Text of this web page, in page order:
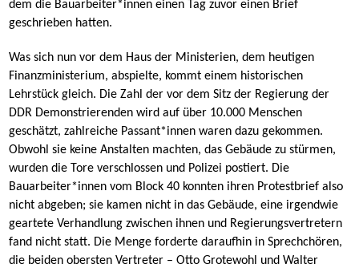
dem die Bauarbeiter*innen einen Tag zuvor einen Brief
geschrieben hatten.
Was sich nun vor dem Haus der Ministerien, dem heutigen
Finanzministerium, abspielte, kommt einem historischen
Lehrstück gleich. Die Zahl der vor dem Sitz der Regierung der
DDR Demonstrierenden wird auf über 10.000 Menschen
geschätzt, zahlreiche Passant*innen waren dazu gekommen.
Obwohl sie keine Anstalten machten, das Gebäude zu stürmen,
wurden die Tore verschlossen und Polizei postiert. Die
Bauarbeiter*innen vom Block 40 konnten ihren Protestbrief also
nicht abgeben; sie kamen nicht in das Gebäude, eine irgendwie
geartete Verhandlung zwischen ihnen und Regierungsvertretern
fand nicht statt. Die Menge forderte daraufhin in Sprechchören,
die beiden obersten Vertreter – Otto Grotewohl und Walter